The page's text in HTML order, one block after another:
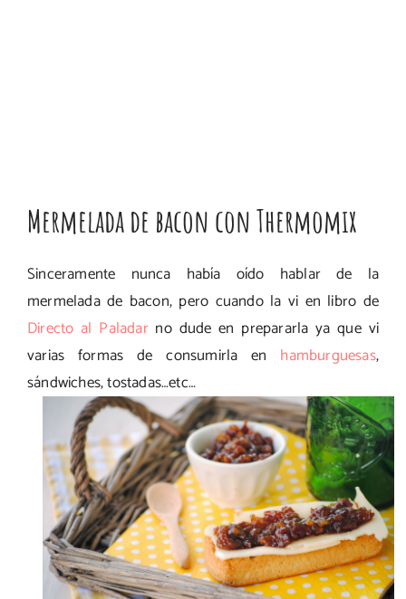
Mermelada de bacon con Thermomix
Sinceramente nunca había oído hablar de la
mermelada de bacon, pero cuando la vi en libro de
Directo al Paladar no dude en prepararla ya que vi
varias formas de consumirla en hamburguesas,
sándwiches, tostadas…etc…